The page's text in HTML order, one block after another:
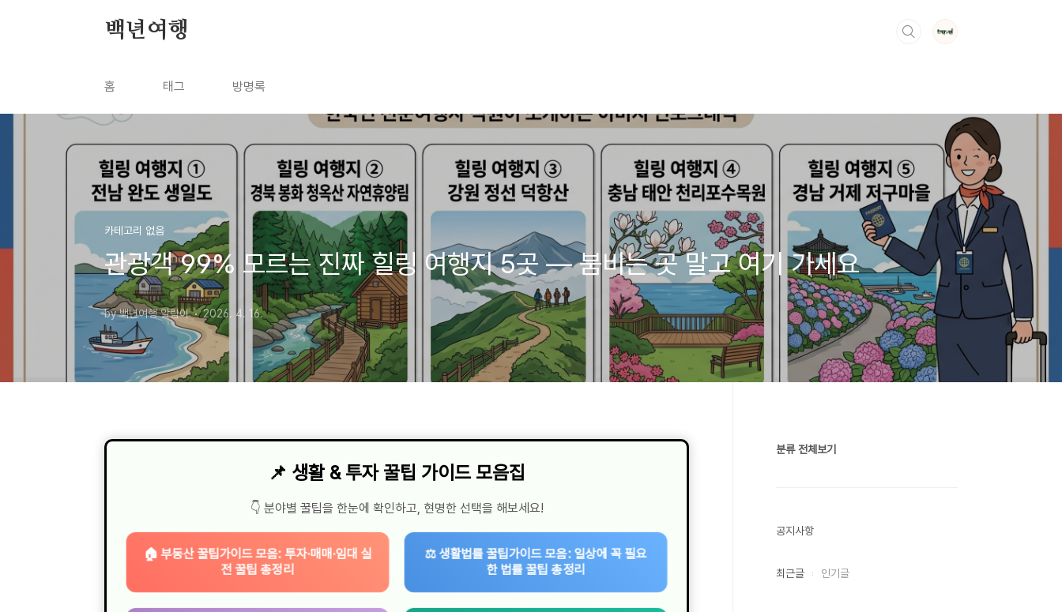
백년여행
홈 태그 방명록
카테고리 없음
관광객 99% 모르는 진짜 힐링 여행지 5곳 — 붐비는 곳 말고 여기 가세요
by 백년여행 알림이 2026. 4. 16.
📌 생활 & 투자 꿀팁 가이드 모음집
👇 분야별 꿀팁을 한눈에 확인하고, 현명한 선택을 해보세요!
🏠 부동산 꿀팁가이드 모음: 투자·매매·임대 실
전 꿀팁 총정리
⚖️ 생활법률 꿀팁가이드 모음: 일상에 꼭 필요
한 법률 꿀팁 총정리
분류 전체보기
공지사항
최근글 인기글